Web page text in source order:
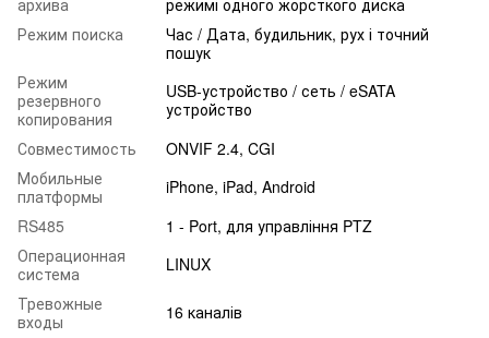
Режим поиска
Час / Дата, будильник, рух і точний
пошук
Режим
резервного
копирования
USB-устройство / сеть / eSATA
устройство
Совместимость
ONVIF 2.4, CGI
Мобильные
платформы
iPhone, iPad, Android
RS485
1 - Port, для управління PTZ
Операционная
система
LINUX
Тревожные
входы
16 каналів